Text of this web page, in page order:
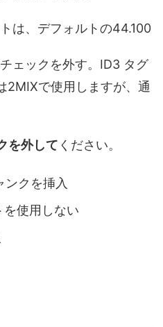
は、デフォルトの44.100
ェックを外す。ID3 タグ
2MIXで使用しますが、通
を外して ください。
クを挿入
使用しない